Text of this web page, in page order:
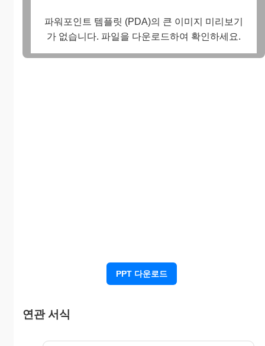
파워포인트 템플릿 (PDA)의 큰 이미지 미리보기
가 없습니다. 파일을 다운로드하여 확인하세요.
PPT 다운로드
연관 서식